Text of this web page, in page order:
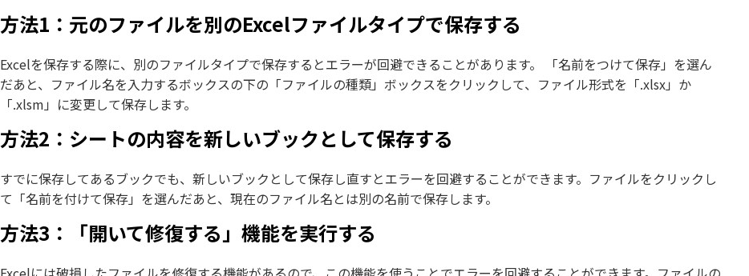
方法1：元のファイルを別のExcelファイルタイプで保存する
Excelを保存する際に、別のファイルタイプで保存するとエラーが回避できることがあります。 「名前をつけて保存」を選ん
だあと、ファイル名を入力するボックスの下の「ファイルの種類」ボックスをクリックして、ファイル形式を「.xlsx」か
「.xlsm」に変更して保存します。
方法2：シートの内容を新しいブックとして保存する
すでに保存してあるブックでも、新しいブックとして保存し直すとエラーを回避することができます。ファイルをクリックし
て「名前を付けて保存」を選んだあと、現在のファイル名とは別の名前で保存します。
方法3：「開いて修復する」機能を実行する